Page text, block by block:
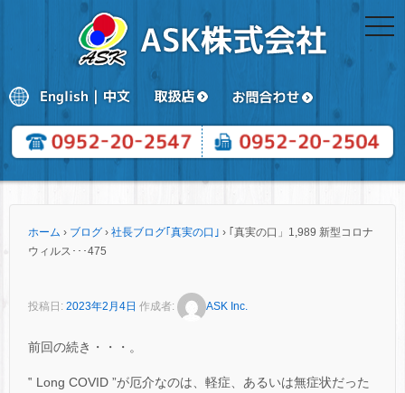
ホーム › ブログ › 社長ブログ｢真実の口｣ › ｢真実の口」1,989 新型コロナ
ウィルス･･･475
投稿日: 2023年2月4日 作成者: ASK Inc.
前回の続き・・・。
‟ Long COVID ”が厄介なのは、軽症、あるいは無症状だった